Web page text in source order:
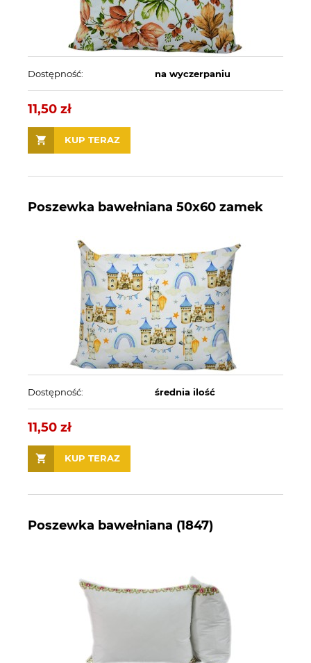
Dostępność: na wyczerpaniu
11,50 zł
KUP TERAZ
Poszewka bawełniana 50x60 zamek
Dostępność: średnia ilość
11,50 zł
KUP TERAZ
Poszewka bawełniana (1847)